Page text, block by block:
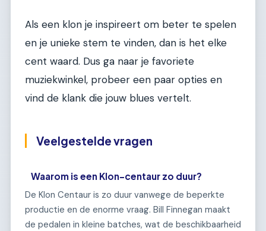
Als een klon je inspireert om beter te spelen
en je unieke stem te vinden, dan is het elke
cent waard. Dus ga naar je favoriete
muziekwinkel, probeer een paar opties en
vind de klank die jouw blues vertelt.
Veelgestelde vragen
Waarom is een Klon-centaur zo duur?
De Klon Centaur is zo duur vanwege de beperkte
productie en de enorme vraag. Bill Finnegan maakt
de pedalen in kleine batches, wat de beschikbaarheid